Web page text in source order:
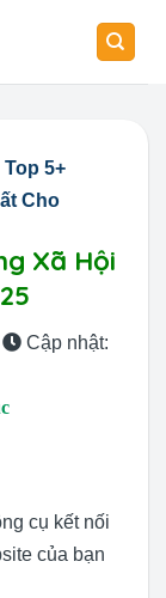
Top 5+
Cho
Xã Hội
Cập nhật:
cụ kết nối
của bạn